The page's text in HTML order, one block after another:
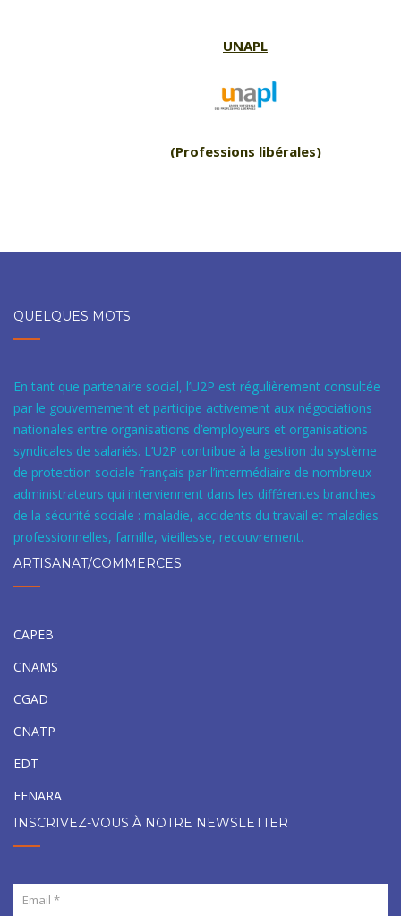
UNAPL
(Professions libérales)
QUELQUES MOTS
En tant que partenaire social, l’U2P est régulièrement consultée
par le gouvernement et participe activement aux négociations
nationales entre organisations d’employeurs et organisations
syndicales de salariés. L’U2P contribue à la gestion du système
de protection sociale français par l’intermédiaire de nombreux
administrateurs qui interviennent dans les différentes branches
de la sécurité sociale : maladie, accidents du travail et maladies
professionnelles, famille, vieillesse, recouvrement.
ARTISANAT/COMMERCES
CAPEB
CNAMS
CGAD
CNATP
EDT
FENARA
INSCRIVEZ-VOUS À NOTRE NEWSLETTER